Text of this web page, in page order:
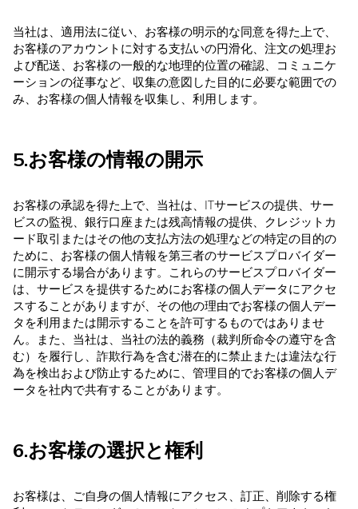
当社は、適用法に従い、お客様の明示的な同意を得た上で、
お客様のアカウントに対する支払いの円滑化、注文の処理お
よび配送、お客様の一般的な地理的位置の確認、コミュニケ
ーションの従事など、収集の意図した目的に必要な範囲での
み、お客様の個人情報を収集し、利用します。
5.お客様の情報の開示
お客様の承認を得た上で、当社は、ITサービスの提供、サー
ビスの監視、銀行口座または残高情報の提供、クレジットカ
ード取引またはその他の支払方法の処理などの特定の目的の
ために、お客様の個人情報を第三者のサービスプロバイダー
に開示する場合があります。これらのサービスプロバイダー
は、サービスを提供するためにお客様の個人データにアクセ
スすることがありますが、その他の理由でお客様の個人デー
タを利用または開示することを許可するものではありませ
ん。また、当社は、当社の法的義務（裁判所命令の遵守を含
む）を履行し、詐欺行為を含む潜在的に禁止または違法な行
為を検出および防止するために、管理目的でお客様の個人デ
ータを社内で共有することがあります。
6.お客様の選択と権利
お客様は、ご自身の個人情報にアクセス、訂正、削除する権